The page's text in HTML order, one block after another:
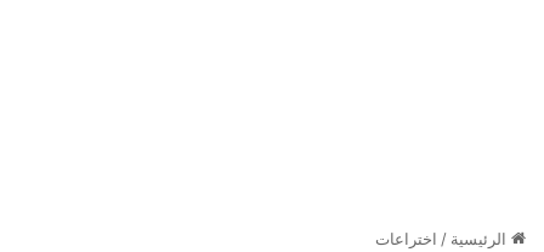
الرئيسية / اختراعات